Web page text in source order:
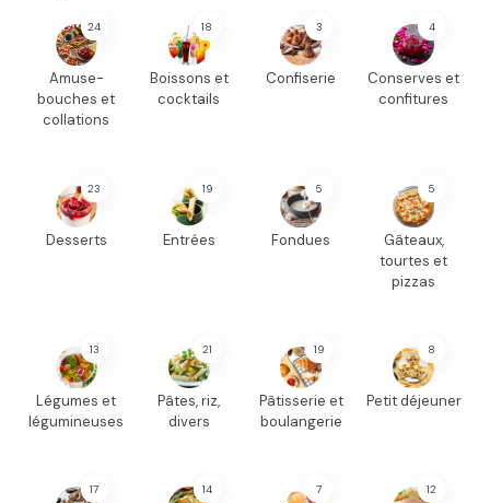
24
Amuse-
bouches et
collations
18
Boissons et
cocktails
3
Confiserie
4
Conserves et
confitures
23
Desserts
19
Entrées
5
Fondues
5
Gâteaux,
tourtes et
pizzas
13
Légumes et
légumineuses
21
Pâtes, riz,
divers
19
Pâtisserie et
boulangerie
8
Petit déjeuner
17 14 7 12